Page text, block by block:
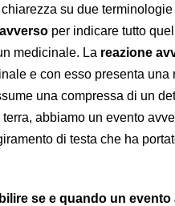
su due terminologie
per indicare tutto
medicinale. La reazione
e con esso presenta una
una compressa di un
abbiamo un evento
di testa che ha
se e quando un